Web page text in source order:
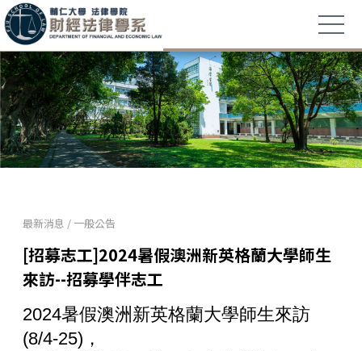
最新消息 / 一般公告
[招募志工]2024暑假澳洲新英格蘭大學師生
來訪--招募學伴志工
2024暑假澳洲新英格蘭大學師生來訪
(8/4-25)，